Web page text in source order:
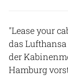
"Lease your
das
der
Hamburg